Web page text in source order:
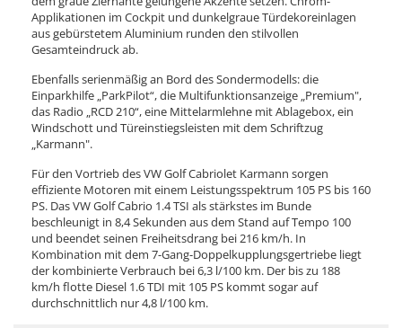
Applikationen im Cockpit und dunkelgraue Türdekoreinlagen
aus gebürstetem Aluminium runden den stilvollen
Gesamteindruck ab.
Ebenfalls serienmäßig an Bord des Sondermodells: die
Einparkhilfe „ParkPilot“, die Multifunktionsanzeige „Premium",
das Radio „RCD 210“, eine Mittelarmlehne mit Ablagebox, ein
Windschott und Türeinstiegsleisten mit dem Schriftzug
„Karmann".
Für den Vortrieb des VW Golf Cabriolet Karmann sorgen
effiziente Motoren mit einem Leistungsspektrum 105 PS bis 160
PS. Das VW Golf Cabrio 1.4 TSI als stärkstes im Bunde
beschleunigt in 8,4 Sekunden aus dem Stand auf Tempo 100
und beendet seinen Freiheitsdrang bei 216 km/h. In
Kombination mit dem 7-Gang-Doppelkupplungsgertriebe liegt
der kombinierte Verbrauch bei 6,3 l/100 km. Der bis zu 188
km/h flotte Diesel 1.6 TDI mit 105 PS kommt sogar auf
durchschnittlich nur 4,8 l/100 km.